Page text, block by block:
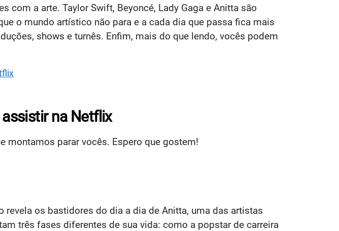
com a arte. Taylor Swift, Beyoncé, Lady Gaga e Anitta são
o mundo artístico não para e a cada dia que passa fica mais
shows e turnês. Enfim, mais do que lendo, vocês podem
na Netflix
montamos parar vocês. Espero que gostem!
os bastidores do dia a dia de Anitta, uma das artistas
três fases diferentes de sua vida: como a popstar de carreira